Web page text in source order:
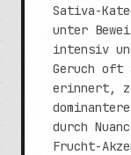
Sativa-
unter
intensiv
Geruch oft
erinnert,
durch
Frucht-